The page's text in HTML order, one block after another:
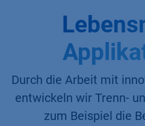
Durch die Arbeit mit
entwickeln wir Trenn-
zum Beispiel die